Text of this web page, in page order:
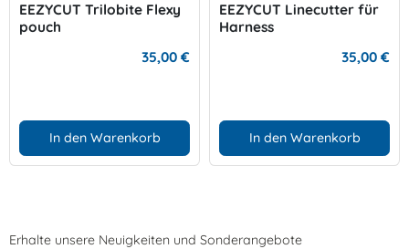
EEZYCUT Trilobite Flexy
pouch
35,00 €
In den Warenkorb
EEZYCUT Linecutter für
Harness
35,00 €
In den Warenkorb
Erhalte unsere Neuigkeiten und Sonderangebote